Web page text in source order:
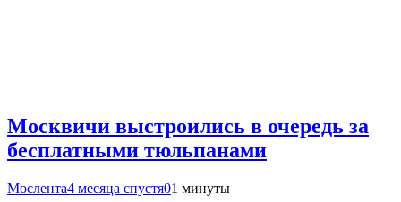
Москвичи выстроились в очередь за
бесплатными тюльпанами
Мослента4 месяца спустя01 минуты